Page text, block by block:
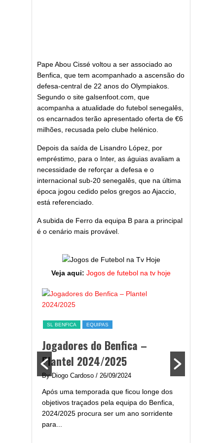
Pape Abou Cissé voltou a ser associado ao
Benfica, que tem acompanhado a ascensão do
defesa-central de 22 anos do Olympiakos.
Segundo o site galsenfoot.com, que
acompanha a atualidade do futebol senegalês,
os encarnados terão apresentado oferta de €6
milhões, recusada pelo clube helénico.
Depois da saída de Lisandro López, por
empréstimo, para o Inter, as águias avaliam a
necessidade de reforçar a defesa e o
internacional sub-20 senegalês, que na última
época jogou cedido pelos gregos ao Ajaccio,
está referenciado.
A subida de Ferro da equipa B para a principal
é o cenário mais provável.
Veja aqui: Jogos de futebol na tv hoje
SL BENFICA EQUIPAS
Jogadores do Benfica –
Plantel 2024/2025
By Diogo Cardoso / 26/09/2024
Após uma temporada que ficou longe dos
objetivos traçados pela equipa do Benfica,
2024/2025 procura ser um ano sorridente
para...